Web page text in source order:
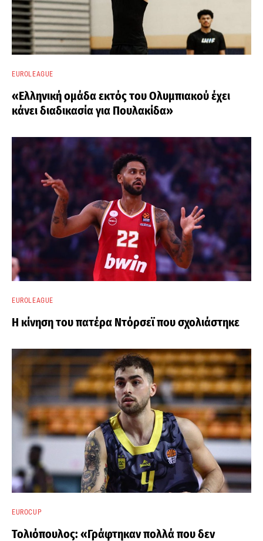
EUROLEAGUE
«Ελληνική ομάδα εκτός του Ολυμπιακού έχει
κάνει διαδικασία για Πουλακίδα»
EUROLEAGUE
Η κίνηση του πατέρα Ντόρσεϊ που σχολιάστηκε
EUROCUP
Τολιόπουλος: «Γράφτηκαν πολλά που δεν